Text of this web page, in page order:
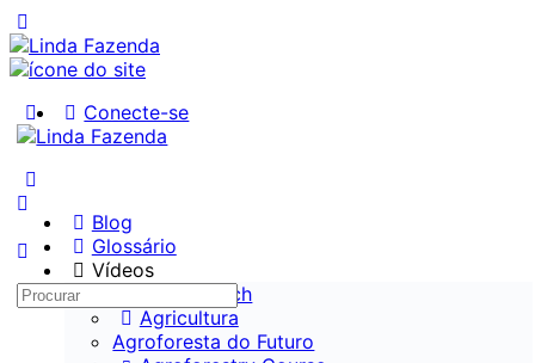
Conecte-se
Blog
Glossário
Vídeos
Agenda Gotsch
Agricultura
Agroforesta do Futuro